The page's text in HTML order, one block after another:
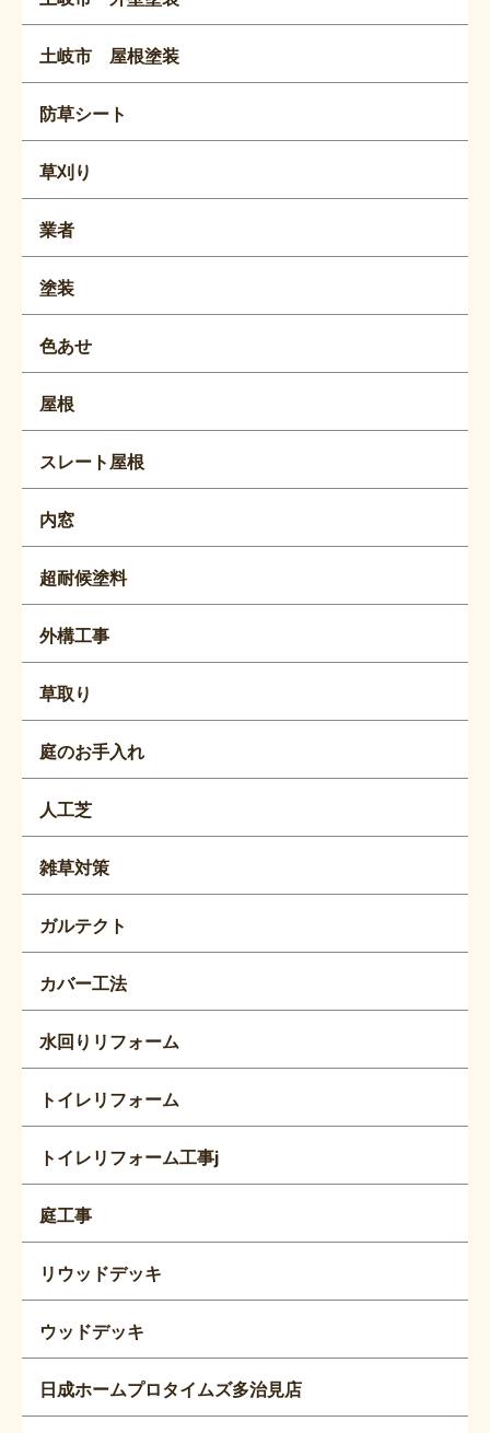
土岐市 屋根塗装
防草シート
草刈り
業者
塗装
色あせ
屋根
スレート屋根
内窓
超耐候塗料
外構工事
草取り
庭のお手入れ
人工芝
雑草対策
ガルテクト
カバー工法
水回りリフォーム
トイレリフォーム
トイレリフォーム工事j
庭工事
リウッドデッキ
ウッドデッキ
日成ホームプロタイムズ多治見店